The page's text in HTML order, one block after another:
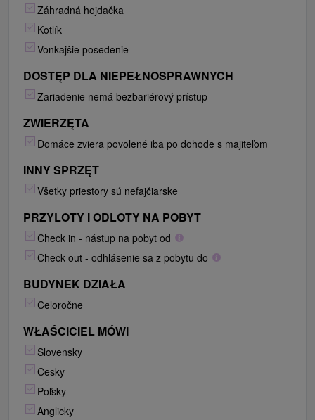
Záhradná hojdačka
Kotlík
Vonkajšie posedenie
DOSTĘP DLA NIEPEŁNOSPRAWNYCH
Zariadenie nemá bezbariérový prístup
ZWIERZĘTA
Domáce zviera povolené iba po dohode s majiteľom
INNY SPRZĘT
Všetky priestory sú nefajčiarske
PRZYLOTY I ODLOTY NA POBYT
Check in - nástup na pobyt od
Check out - odhlásenie sa z pobytu do
BUDYNEK DZIAŁA
Celoročne
WŁAŚCICIEL MÓWI
Slovensky
Česky
Poľsky
Anglicky